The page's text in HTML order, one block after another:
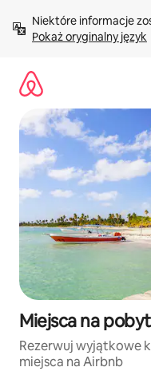
treści Pokaż oryginalny język
Miejsca na
Rezerwuj wyjątkowe
miejsca na Airbnb